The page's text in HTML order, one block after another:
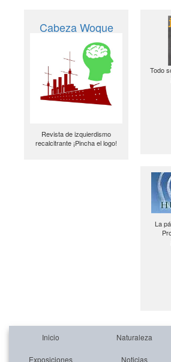
Cabeza Woque
Revista de izquierdismo
recalcitrante ¡Pincha el logo!
Todo
La
Inicio Naturaleza
Exposiciones Noticias